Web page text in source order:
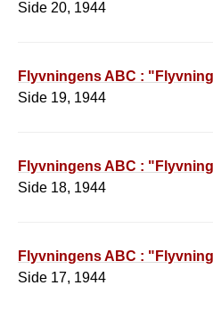
Side 20, 1944
Flyvningens ABC :
Side 19, 1944
Flyvningens ABC :
Side 18, 1944
Flyvningens ABC :
Side 17, 1944